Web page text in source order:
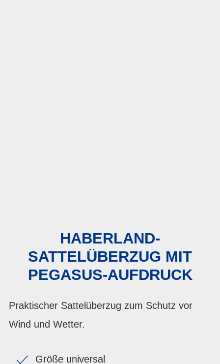
HABERLAND-
SATTELÜBERZUG MIT
PEGASUS-AUFDRUCK
Praktischer Sattelüberzug zum Schutz vor
Wind und Wetter.
Größe universal